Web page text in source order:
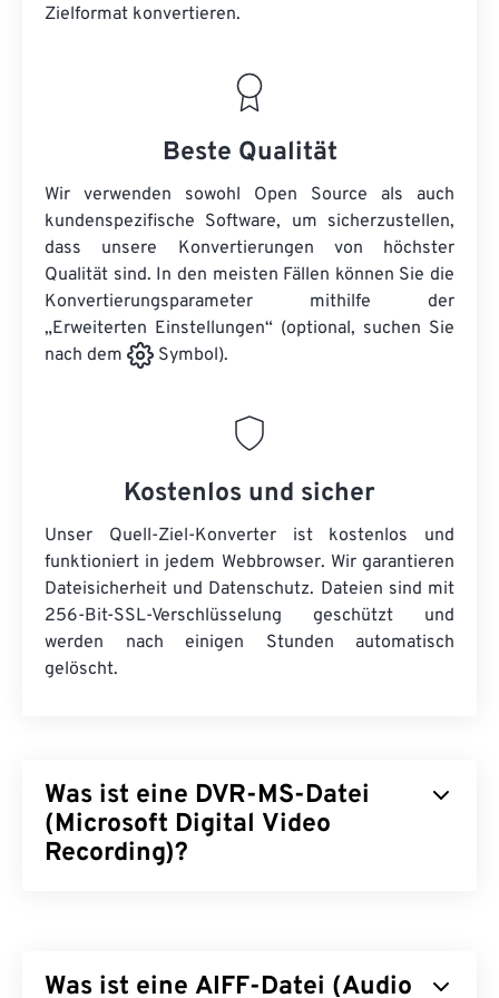
Zielformat konvertieren.
Beste Qualität
Wir verwenden sowohl Open Source als auch
kundenspezifische Software, um sicherzustellen,
dass unsere Konvertierungen von höchster
Qualität sind. In den meisten Fällen können Sie die
Konvertierungsparameter mithilfe der
„Erweiterten Einstellungen“ (optional, suchen Sie
nach dem
Symbol).
Kostenlos und sicher
Unser Quell-Ziel-Konverter ist kostenlos und
funktioniert in jedem Webbrowser. Wir garantieren
Dateisicherheit und Datenschutz. Dateien sind mit
256-Bit-SSL-Verschlüsselung geschützt und
werden nach einigen Stunden automatisch
gelöscht.
Was ist eine DVR-MS-Datei
(Microsoft Digital Video
Recording)?
Stream Buffer Engine (SBE)entsteht. DVR-MS ist
Was ist eine AIFF-Datei (Audio